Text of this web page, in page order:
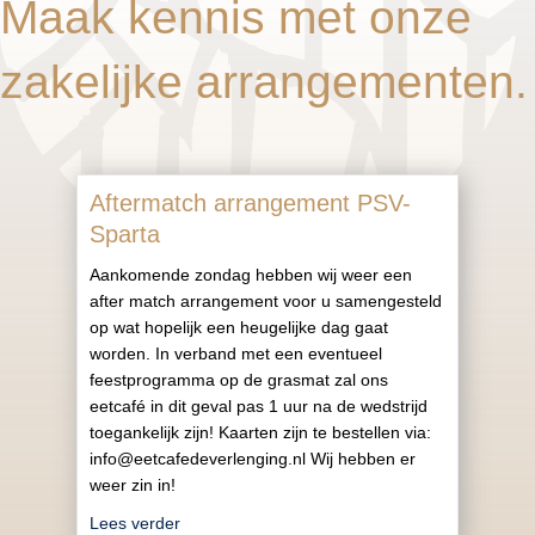
Maak kennis met onze
zakelijke arrangementen.
Aftermatch arrangement PSV-
Sparta
Aankomende zondag hebben wij weer een
after match arrangement voor u samengesteld
op wat hopelijk een heugelijke dag gaat
worden. In verband met een eventueel
feestprogramma op de grasmat zal ons
eetcafé in dit geval pas 1 uur na de wedstrijd
toegankelijk zijn! Kaarten zijn te bestellen via:
info@eetcafedeverlenging.nl Wij hebben er
weer zin in!
Lees verderabout Aftermatch arrangement PSV-Sparta